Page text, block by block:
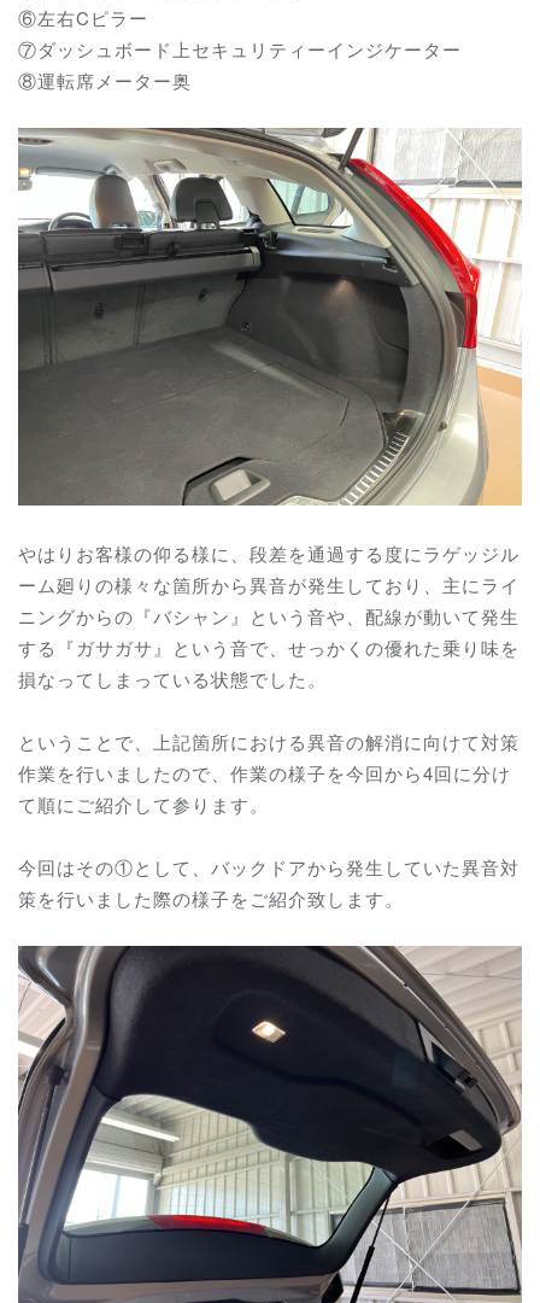
⑥左右Cピラー
⑦ダッシュボード上セキュリティーインジケーター
⑧運転席メーター奥
やはりお客様の仰る様に、段差を通過する度にラゲッジル
ーム廻りの様々な箇所から異音が発生しており、主にライ
ニングからの『バシャン』という音や、配線が動いて発生
する『ガサガサ』という音で、せっかくの優れた乗り味を
損なってしまっている状態でした。
ということで、上記箇所における異音の解消に向けて対策
作業を行いましたので、作業の様子を今回から4回に分け
て順にご紹介して参ります。
今回はその①として、バックドアから発生していた異音対
策を行いました際の様子をご紹介致します。